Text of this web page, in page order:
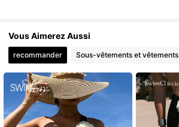
Vous Aimerez Aussi
recommander Sous-vêtements et